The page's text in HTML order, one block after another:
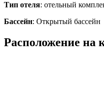
Тип отеля: отельный
Бассейн: Открытый бассейн
Расположение на